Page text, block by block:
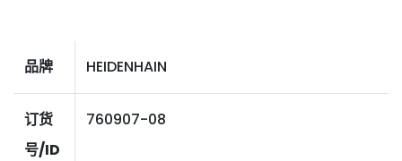
品牌 HEIDENHAIN
订货
号/ID
760907-08